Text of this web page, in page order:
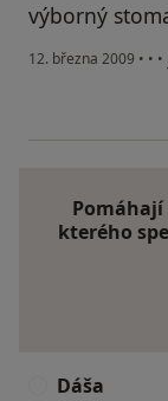
výborný
12. března 2009 • • •
kterého
Dáša